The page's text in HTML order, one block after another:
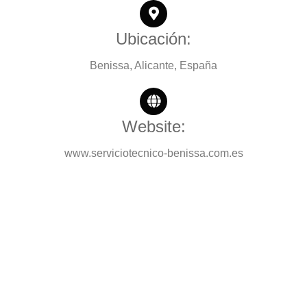
Ubicación:
Benissa, Alicante, España
Website:
www.serviciotecnico-benissa.com.es